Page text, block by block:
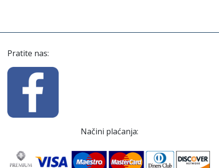
Pratite nas:
Načini plaćanja: